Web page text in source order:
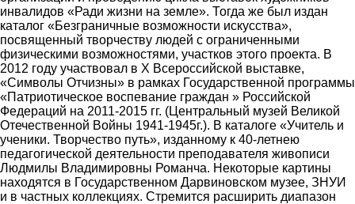
инвалидов «Ради жизни на земле». Тогда же был издан
каталог «Безграничные возможности искусства»,
посвященный творчеству людей с ограниченными
физическими возможностями, участков этого проекта. В
2012 году участвовал в Х Всероссийской выставке,
«Символы Отчизны» в рамках Государственной программы
«Патриотическое воспевание граждан » Российской
Федераций на 2011-2015 гг. (Центральный музей Великой
Отечественной Войны 1941-1945г.). В каталоге «Учитель и
ученики. Творчество путь», изданному к 40-летнею
педагогической деятельности преподавателя живописи
Людмилы Владимировны Романча. Некоторые картины
находятся в Государственном Дарвиновском музее, ЗНУИ
и в частных коллекциях. Стремится расширить диапазон